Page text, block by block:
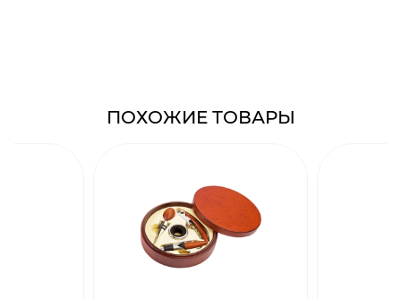
ПОХОЖИЕ ТОВАРЫ